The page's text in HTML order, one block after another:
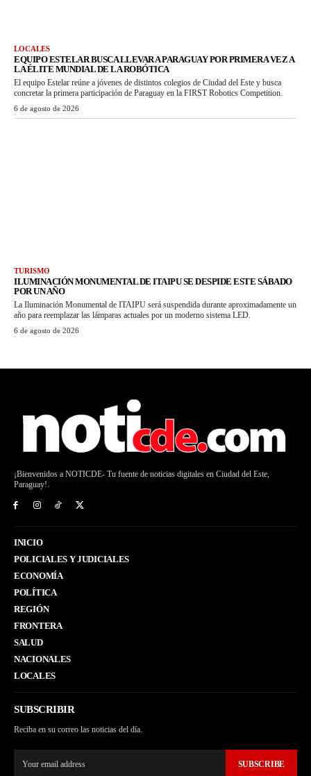
LOCALES
EQUIPO ESTELAR BUSCA LLEVAR A PARAGUAY POR PRIMERA VEZ A
LA ÉLITE MUNDIAL DE LA ROBÓTICA
El equipo Estelar reúne a jóvenes de distintos colegios de Ciudad del Este y busca
concretar la primera participación de Paraguay en la FIRST Robotics Competition.
6 de agosto de 2026
TURISMO
ILUMINACIÓN MONUMENTAL DE ITAIPU SE DESPIDE ESTE SÁBADO
POR UN AÑO
La Iluminación Monumental de ITAIPU será suspendida durante aproximadamente un
año para reemplazar las lámparas actuales por un moderno sistema LED.
6 de agosto de 2026
¡Bienvenidos a NOTICDE- Tu fuente de noticias digitales en Ciudad del Este,
Paraguay!.
INICIO
POLICIALES Y JUDICIALES
ECONOMÍA
POLÍTICA
REGIÓN
FRONTERA
SALUD
NACIONALES
LOCALES
SUBSCRIBIR
Reciba en su correo las noticias del día.
SUBSCRIBE